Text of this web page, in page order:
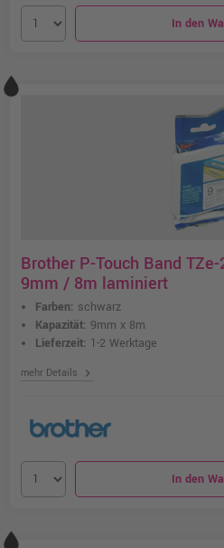
In den
Brother P-Touch Band
9mm / 8m laminiert
Farben: schwarz
Kapazität: 9mm x 8m
Lieferzeit: 1-2 Werktage
mehr Details chevron_right
In den